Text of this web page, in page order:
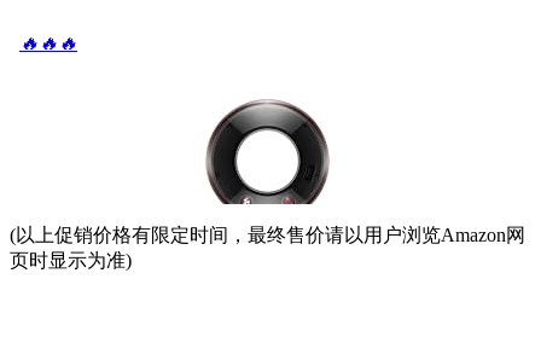
(以上促销价格有限定时间，最终售价请以用户浏览Amazon网
页时显示为准)